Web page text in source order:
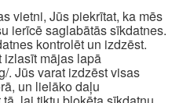
vietni, Jūs piekrītat, ka mēs
ierīcē saglabātās sīkdatnes.
kontrolēt un izdzēst.
izlasīt mājas lapā
. Jūs varat izdzēst visas
un lielāko daļu